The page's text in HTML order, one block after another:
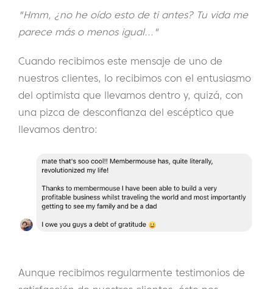
"Hmm, ¿no he oído esto de ti antes? Tu vida me
parece más o menos igual..."
Cuando recibimos este mensaje de uno de
nuestros clientes, lo recibimos con el entusiasmo
del optimista que llevamos dentro y, quizá, con
una pizca de desconfianza del escéptico que
llevamos dentro:
Aunque recibimos regularmente testimonios de